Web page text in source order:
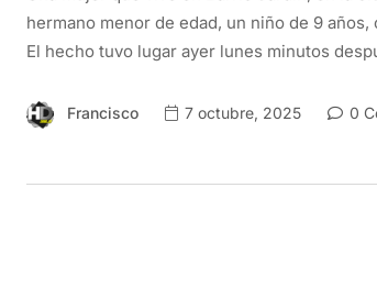
hermano menor de edad, un niño de 9
El hecho tuvo lugar ayer lunes minutos
Francisco 7 octubre, 2025 0